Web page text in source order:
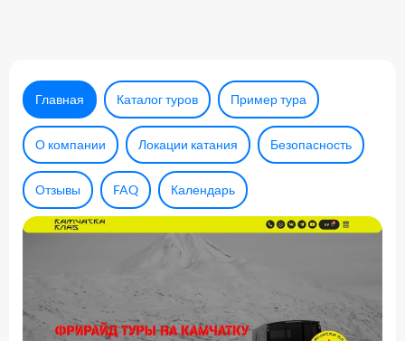
Главная Каталог туров Пример тура
О компании Локации катания Безопасность
Отзывы FAQ Календарь